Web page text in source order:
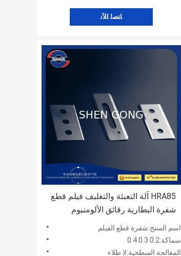
ﺎﺘﺼﻟ ﺍﻶﻧ
HRA85 آلة التعبئة والتغليف فيلم قطع
شفرة البطارية رقائق الألومنيوم
النحاسية
اسم المنتج:شفرة قطع الفيلم
سماكة:0.2 0.3 0.4
المعالجة السطحية:لا طلاء